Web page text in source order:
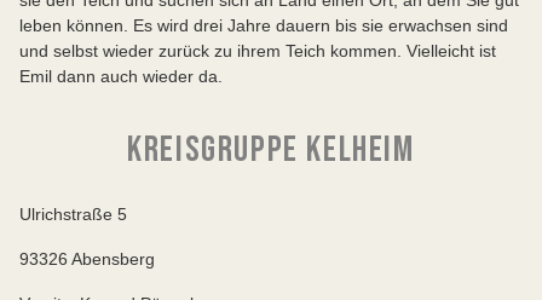
leben können. Es wird drei Jahre dauern bis sie erwachsen sind
und selbst wieder zurück zu ihrem Teich kommen. Vielleicht ist
Emil dann auch wieder da.
KREISGRUPPE KELHEIM
Ulrichstraße 5
93326 Abensberg